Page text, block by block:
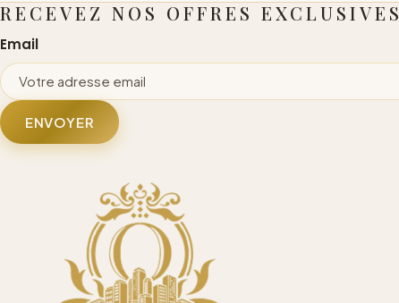
RECEVEZ NOS OFFRES EXCLUSIVES
Email
ENVOYER